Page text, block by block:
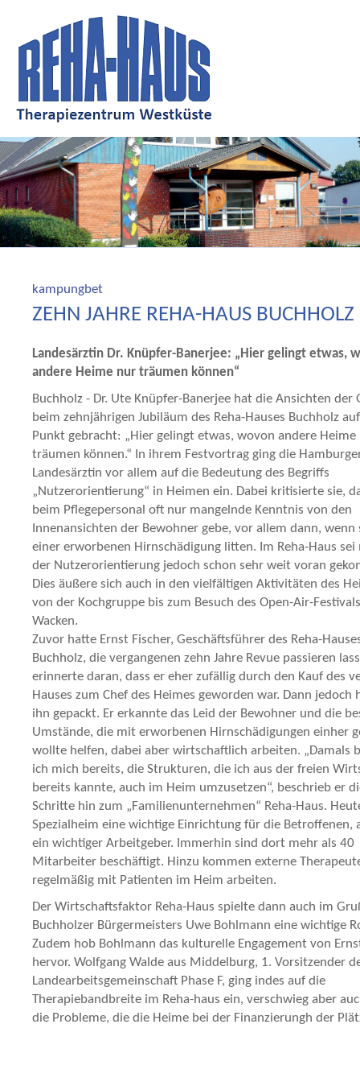
kampungbet
ZEHN JAHRE REHA-HAUS
Landesärztin Dr. Knüpfer-Banerjee: „Hier gelingt etwas,
andere Heime nur träumen können“
Buchholz - Dr. Ute Knüpfer-Banerjee hat die Ansichten der
beim zehnjährigen Jubiläum des Reha-Hauses Buchholz
Punkt gebracht: „Hier gelingt etwas, wovon andere Heime
träumen können.“ In ihrem Festvortrag ging die
Landesärztin vor allem auf die Bedeutung des Begriffs
„Nutzerorientierung“ in Heimen ein. Dabei kritisierte sie,
beim Pflegepersonal oft nur mangelnde Kenntnis von den
Innenansichten der Bewohner gebe, vor allem dann, wenn
einer erworbenen Hirnschädigung litten. Im Reha-Haus sei
der Nutzerorientierung jedoch schon sehr weit voran
Dies äußere sich auch in den vielfältigen Aktivitäten des
von der Kochgruppe bis zum Besuch des Open-Air-
Wacken.
Zuvor hatte Ernst Fischer, Geschäftsführer des Reha-
Buchholz, die vergangenen zehn Jahre Revue passieren
erinnerte daran, dass er eher zufällig durch den Kauf des
Hauses zum Chef des Heimes geworden war. Dann jedoch
ihn gepackt. Er erkannte das Leid der Bewohner und die
Umstände, die mit erworbenen Hirnschädigungen einher
wollte helfen, dabei aber wirtschaftlich arbeiten. „Damals
ich mich bereits, die Strukturen, die ich aus der freien
bereits kannte, auch im Heim umzusetzen“, beschrieb er
Schritte hin zum „Familienunternehmen“ Reha-Haus.
Spezialheim eine wichtige Einrichtung für die Betroffenen,
ein wichtiger Arbeitgeber. Immerhin sind dort mehr als 40
Mitarbeiter beschäftigt. Hinzu kommen externe
regelmäßig mit Patienten im Heim arbeiten.
Der Wirtschaftsfaktor Reha-Haus spielte dann auch im
Buchholzer Bürgermeisters Uwe Bohlmann eine wichtige
Zudem hob Bohlmann das kulturelle Engagement von
hervor. Wolfgang Walde aus Middelburg, 1. Vorsitzender
Landearbeitsgemeinschaft Phase F, ging indes auf die
Therapiebandbreite im Reha-haus ein, verschwieg aber
die Probleme, die die Heime bei der Finanzierungh der